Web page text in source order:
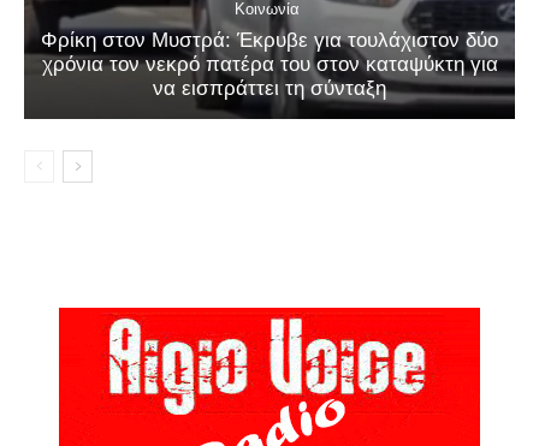
Κοινωνία
Φρίκη στον Μυστρά: Έκρυβε για τουλάχιστον δύο
χρόνια τον νεκρό πατέρα του στον καταψύκτη για
να εισπράττει τη σύνταξη